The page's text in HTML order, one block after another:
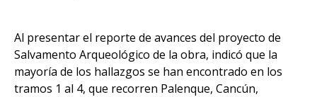
Al presentar el reporte de avances del proyecto de
Salvamento Arqueológico de la obra, indicó que la
mayoría de los hallazgos se han encontrado en los
tramos 1 al 4, que recorren Palenque, Cancún,